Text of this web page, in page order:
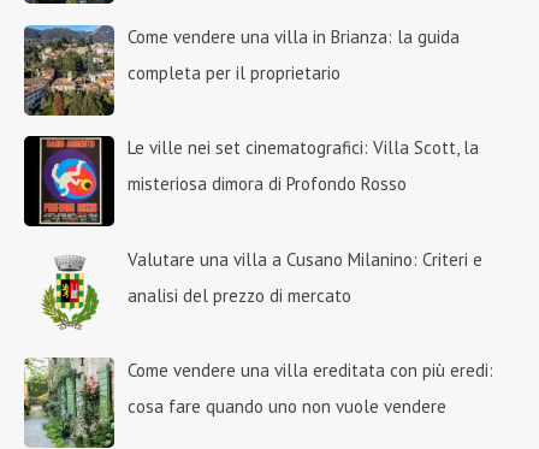
Come vendere una villa in Brianza: la guida
completa per il proprietario
Le ville nei set cinematografici: Villa Scott, la
misteriosa dimora di Profondo Rosso
Valutare una villa a Cusano Milanino: Criteri e
analisi del prezzo di mercato
Come vendere una villa ereditata con più eredi:
cosa fare quando uno non vuole vendere